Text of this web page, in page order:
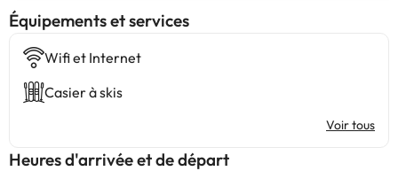
​Équipements et services
Wifi et Internet
Casier à skis
Voir tous
Heures d'arrivée et de départ